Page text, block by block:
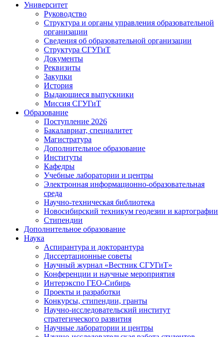
Университет
Руководство
Структура и органы управления образовательной
организации
Сведения об образовательной организации
Структура СГУГиТ
Документы
Реквизиты
Закупки
История
Выдающиеся выпускники
Миссия СГУГиТ
Образование
Поступление 2026
Бакалавриат, специалитет
Магистратура
Дополнительное образование
Институты
Кафедры
Учебные лаборатории и центры
Электронная информационно-образовательная
среда
Научно-техническая библиотека
Новосибирский техникум геодезии и картографии
Стипендии
Дополнительное образование
Наука
Аспирантура и докторантура
Диссертационные советы
Научный журнал «Вестник СГУГиТ»
Конференции и научные мероприятия
Интерэкспо ГЕО-Сибирь
Проекты и разработки
Конкурсы, стипендии, гранты
Научно-исследовательский институт
стратегического развития
Научные лаборатории и центры